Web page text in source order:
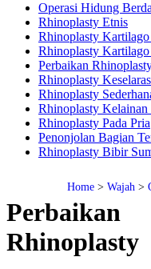
Operasi Hidung
Rhinoplasty Etnis
Rhinoplasty
Rhinoplasty
Perbaikan
Rhinoplasty
Rhinoplasty
Rhinoplasty
Rhinoplasty Pada Pria
Penonjolan Bagian
Rhinoplasty Bibir
Home Wajah
Perbaikan
Rhinoplasty